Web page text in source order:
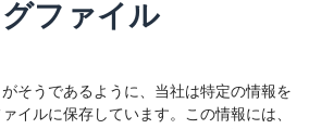
グファイル
そうであるように、当社は特定の情報を
イルに保存しています。この情報には、